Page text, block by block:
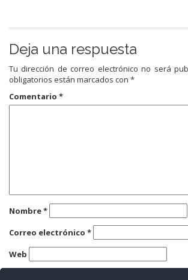
Deja una respuesta
Tu dirección de correo electrónico no será
obligatorios están marcados con *
Comentario *
Nombre*
Correo electrónico *
Web